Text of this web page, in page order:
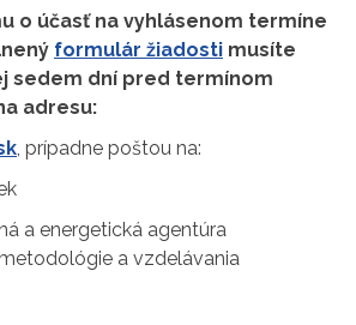
o účasť na vyhlásenom termíne
formulár žiadosti musíte
sedem dní pred termínom
adresu:
, prípadne poštou na:
a energetická agentúra
a vzdelávania